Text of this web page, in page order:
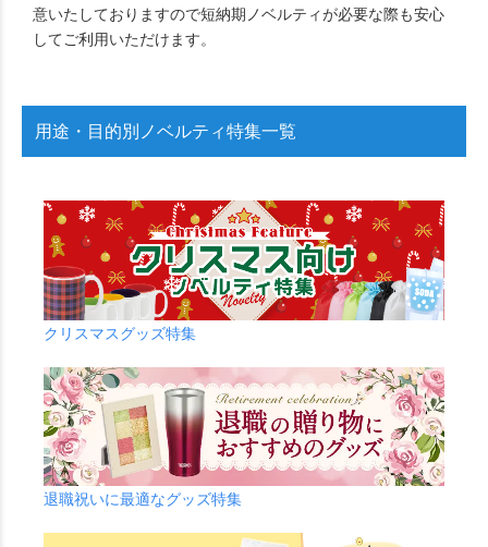
意いたしておりますので短納期ノベルティが必要な際も安心
してご利用いただけます。
用途・目的別ノベルティ特集一覧
クリスマスグッズ特集
退職祝いに最適なグッズ特集